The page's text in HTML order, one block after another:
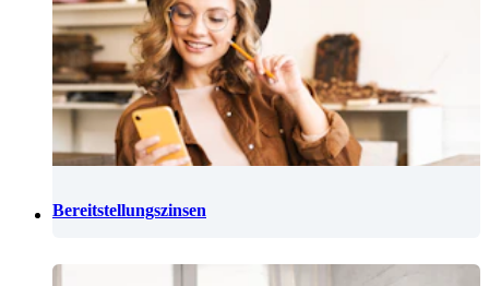
Bereitstellungszinsen